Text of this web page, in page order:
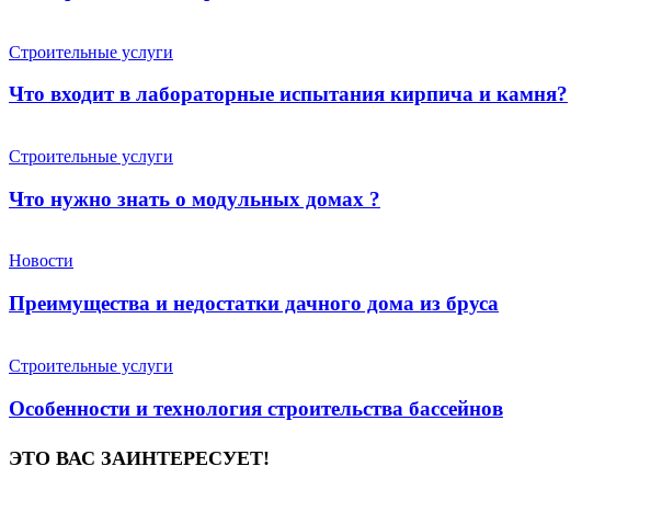
Строительные услуги
Что входит в лабораторные испытания кирпича и камня?
Строительные услуги
Что нужно знать о модульных домах ?
Новости
Преимущества и недостатки дачного дома из бруса
Строительные услуги
Особенности и технология строительства бассейнов
ЭТО ВАС ЗАИНТЕРЕСУЕТ!